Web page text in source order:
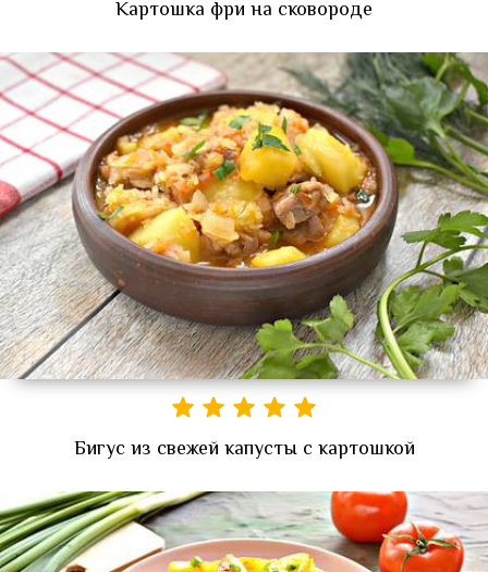
Картошка фри на сковороде
Бигус из свежей капусты с картошкой